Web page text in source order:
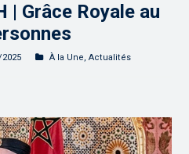
| Grâce Royale au
À la Une,Actualités